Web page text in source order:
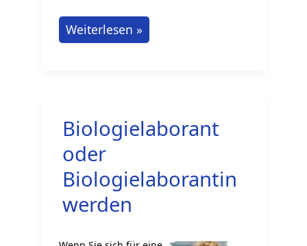
Karriere
im
Gesundheitswesen
in
Deutschland:
Neue
Chancen
Weiterlesen »
Biologielaborant
oder
Biologielaborantin
werden